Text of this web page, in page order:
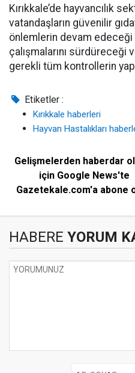
Kırıkkale’de hayvancılık
vatandaşların güvenilir
önlemlerin devam
çalışmalarını sürdüreceği
gerekli tüm kontrollerin
Etiketler :
Kırıkkale haberleri
Hayvan Hastalıkları
Gelişmelerden haberdar
için Google News'te
Gazetekale.com'a abone
HABERE YORUM